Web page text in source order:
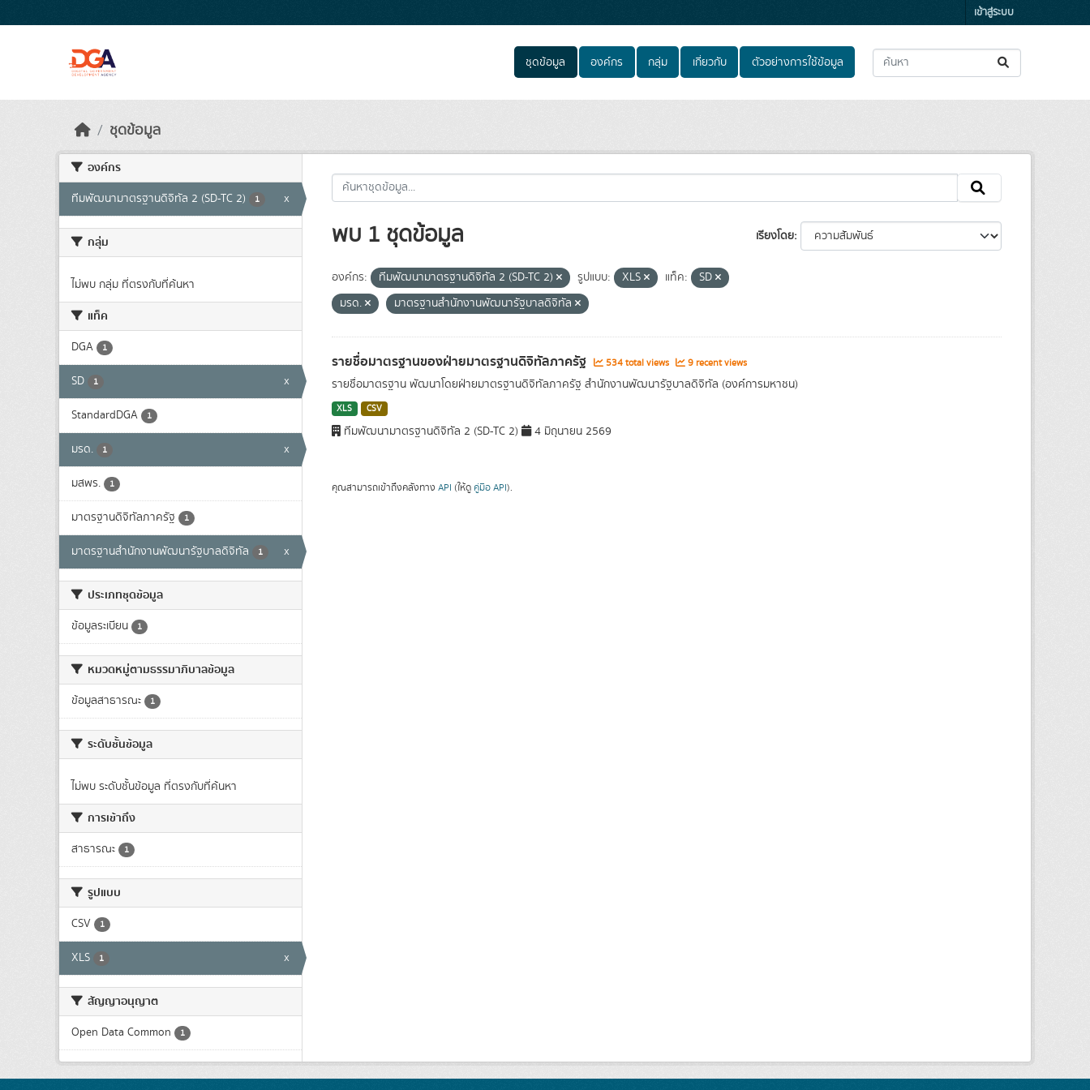
เข้าสู่ระบบ
ชุดข้อมูล องค์กร กลุ่ม เกี่ยวกับ ตัวอย่างการใช้ข้อมูล
ชุดข้อมูล
องค์กร
ทีมพัฒนามาตรฐานดิจิทัล 2 (SD-TC 2) 1 x
กลุ่ม
ไม่พบ กลุ่ม ที่ตรงกับที่ค้นหา
แท็ค
DGA 1
SD 1 x
StandardDGA 1
มรด. 1 x
มสพร. 1
มาตรฐานดิจิทัลภาครัฐ 1
มาตรฐานสำนักงานพัฒนารัฐบาลดิจิทัล 1 x
ประเภทชุดข้อมูล
ข้อมูลระเบียน 1
หมวดหมู่ตามธรรมาภิบาลข้อมูล
ข้อมูลสาธารณะ 1
ระดับชั้นข้อมูล
ไม่พบ ระดับชั้นข้อมูล ที่ตรงกับที่ค้นหา
การเข้าถึง
สาธารณะ 1
รูปแบบ
CSV 1
XLS 1 x
สัญญาอนุญาต
Open Data Common 1
เรียงโดย
พบ 1 ชุดข้อมูล
องค์กร: ทีมพัฒนามาตรฐานดิจิทัล 2 (SD-TC 2) รูปแบบ: XLS แท็ค:
SD
มรด.
มาตรฐานสำนักงานพัฒนารัฐบาลดิจิทัล
รายชื่อมาตรฐานของฝ่ายมาตรฐานดิจิทัลภาครัฐ 534 total views 9 recent views
รายชื่อมาตรฐาน พัฒนาโดยฝ่ายมาตรฐานดิจิทัลภาครัฐ สำนักงานพัฒนารัฐบาลดิจิทัล (องค์การมหาชน)
XLS CSV
ทีมพัฒนามาตรฐานดิจิทัล 2 (SD-TC 2) 4 มิถุนายน 2569
คุณสามารถเข้าถึงคลังทาง API (ให้ดู คู่มือ API).